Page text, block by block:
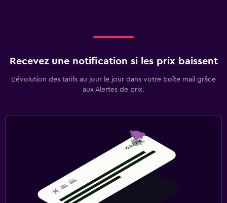
Recevez une notification si les prix baissent
L’évolution des tarifs au jour le jour dans votre boîte mail grâce
aux Alertes de prix.